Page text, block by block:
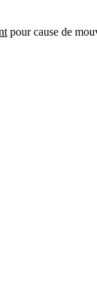
pour cause de